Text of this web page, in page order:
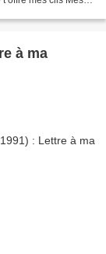
à ma